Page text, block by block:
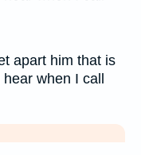
apart him that is
when I call